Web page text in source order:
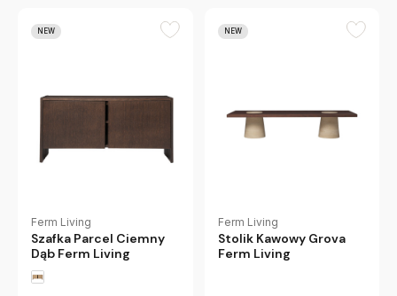
NEW
Ferm Living
Szafka Parcel Ciemny
Dąb Ferm Living
NEW
Ferm Living
Stolik Kawowy Grova
Ferm Living